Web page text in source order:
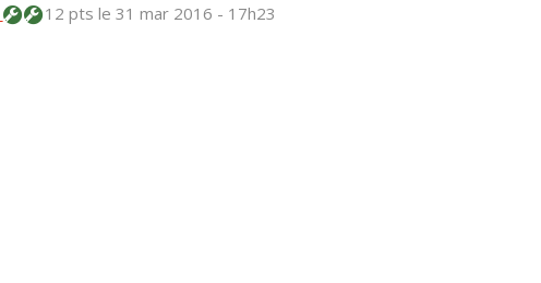
12 pts le 31 mar 2016 - 17h23